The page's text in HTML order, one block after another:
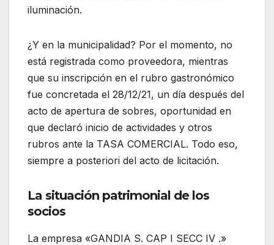
iluminación.
¿Y en la municipalidad? Por el momento, no
está registrada como proveedora, mientras
que su inscripción en el rubro gastronómico
fue concretada el 28/12/21, un día después del
acto de apertura de sobres, oportunidad en
que declaró inicio de actividades y otros
rubros ante la TASA COMERCIAL. Todo eso,
siempre a posteriori del acto de licitación.
La situación patrimonial de los
socios
La empresa «GANDIA S. CAP I SECC IV .»